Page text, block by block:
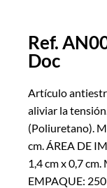
Ref.
Doc
Artículo
aliviar la
(Poliuretano).
cm. ÁREA DE
1,4 cm x 0,7
EMPAQUE: